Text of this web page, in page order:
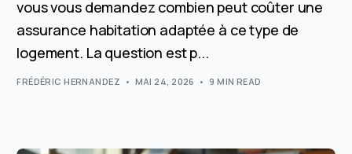
vous vous demandez combien peut coûter une
assurance habitation adaptée à ce type de
logement. La question est p...
FRÉDÉRIC HERNANDEZ MAI 24, 2026 9 MIN READ